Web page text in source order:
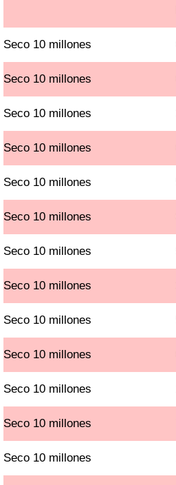
Seco 10 millones
Seco 10 millones
Seco 10 millones
Seco 10 millones
Seco 10 millones
Seco 10 millones
Seco 10 millones
Seco 10 millones
Seco 10 millones
Seco 10 millones
Seco 10 millones
Seco 10 millones
Seco 10 millones